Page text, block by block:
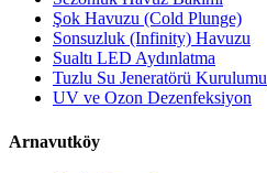
Şok Havuzu (Cold Plunge)
Sonsuzluk (Infinity) Havuzu
Sualtı LED Aydınlatma
Tuzlu Su Jeneratörü Kurulumu
UV ve Ozon Dezenfeksiyon
Arnavutköy